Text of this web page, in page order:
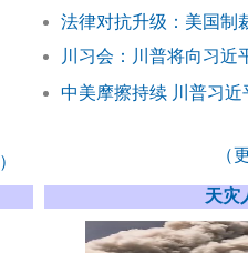
法律对抗升级：美国制
川习会：川普将向习近
中美摩擦持续 川普习
（
天灾